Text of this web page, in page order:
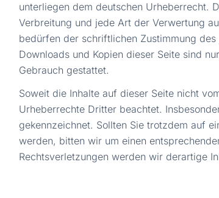
unterliegen dem deutschen Urheberrecht.
Verbreitung und jede Art der Verwertung
bedürfen der schriftlichen Zustimmung
Downloads und Kopien dieser Seite sind
Gebrauch gestattet.
Soweit die Inhalte auf dieser Seite nicht
Urheberrechte Dritter beachtet.
gekennzeichnet. Sollten Sie trotzdem auf
werden, bitten wir um einen
Rechtsverletzungen werden wir derartige